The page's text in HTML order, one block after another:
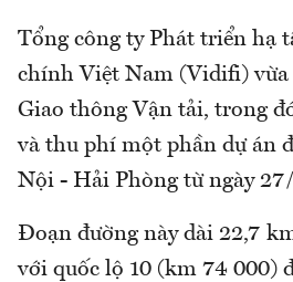
Tổng công ty Phát triển hạ
chính Việt Nam (Vidifi)
Giao thông Vận tải, trong
và thu phí một phần dự án
Nội - Hải Phòng từ ngày
Đoạn đường này dài 22,7
với quốc lộ 10 (km 74 000)